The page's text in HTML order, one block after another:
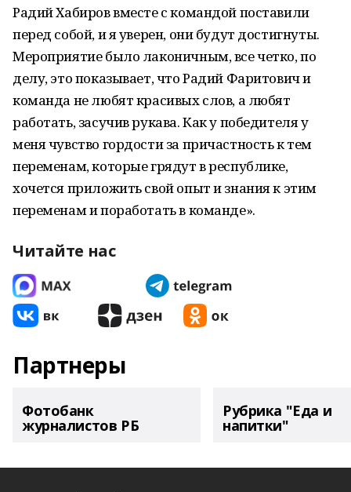
Радий Хабиров вместе с командой поставили
перед собой, и я уверен, они будут достигнуты.
Мероприятие было лаконичным, все четко, по
делу, это показывает, что Радий Фаритович и
команда не любят красивых слов, а любят
работать, засучив рукава. Как у победителя у
меня чувство гордости за причастность к тем
переменам, которые грядут в республике,
хочется приложить свой опыт и знания к этим
переменам и поработать в команде».
Читайте нас
Партнеры
Фотобанк
журналистов РБ
Рубрика "Еда и
напитки"